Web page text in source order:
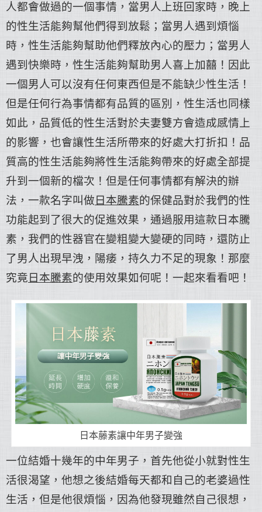
人都會做過的一個事情，當男人上班回家時，晚上
的性生活能夠幫他們得到放鬆；當男人遇到煩惱
時，性生活能夠幫助他們釋放內心的壓力；當男人
遇到快樂時，性生活能夠幫助男人喜上加囍！因此
一個男人可以沒有任何東西但是不能缺少性生活！
但是任何行為事情都有品質的區別，性生活也同樣
如此，品質低的性生活對於夫妻雙方會造成感情上
的影響，也會讓性生活所帶來的好處大打折扣！品
質高的性生活能夠將性生活能夠帶來的好處全部提
升到一個新的檔次！但是任何事情都有解決的辦
法，一款名字叫做 日本騰素的保健品對於我們的性
功能起到了很大的促進效果，通過服用這款日本騰
素，我們的性器官在變粗變大變硬的同時，還防止
了男人出現早洩，陽痿，持久力不足的現象！那麼
究竟 日本騰素的使用效果如何呢！一起來看看吧！
日本藤素讓中年男子變強
一位結婚十幾年的中年男子，首先他從小就對性生
活很渴望，他想之後結婚每天都和自己的老婆過性
生活，但是他很煩惱，因為他發現雖然自己很想，